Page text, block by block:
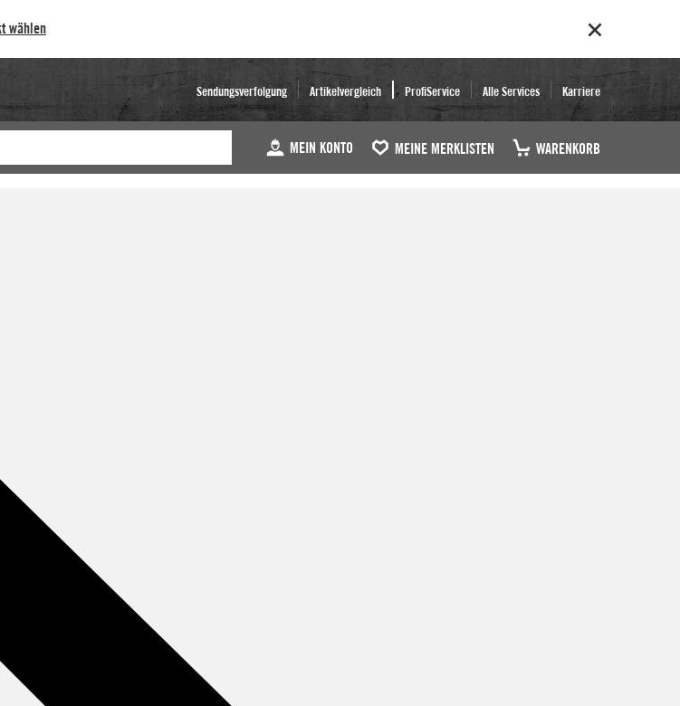
wählen
Sendungsverfolgung Artikelvergleich ProfiService Alle Services Karriere
MEIN KONTO MEINE MERKLISTEN WARENKORB